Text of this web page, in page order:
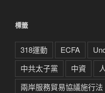
標籤
318運動 ECFA
中共太子黨
中資
兩岸服務貿易協議施行法